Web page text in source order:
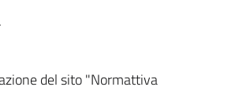
del sito "Normattiva